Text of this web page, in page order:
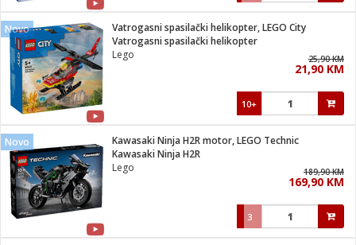
Novo
Vatrogasni spasilački helikopter, LEGO City
Vatrogasni spasilački helikopter
Lego
25,90 KM
21,90 KM
10+
Novo
Kawasaki Ninja H2R motor, LEGO Technic
Kawasaki Ninja H2R
Lego
189,90 KM
169,90 KM
3